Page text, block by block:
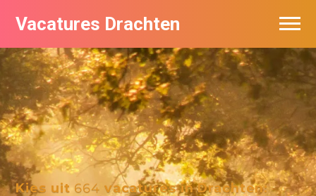
Vacatures Drachten
Kies uit664 vacatures in Drachten:
Vacatures per bedrijf in Drachten
De populairste vacatures in Drachten
Nieuwsbrief feed